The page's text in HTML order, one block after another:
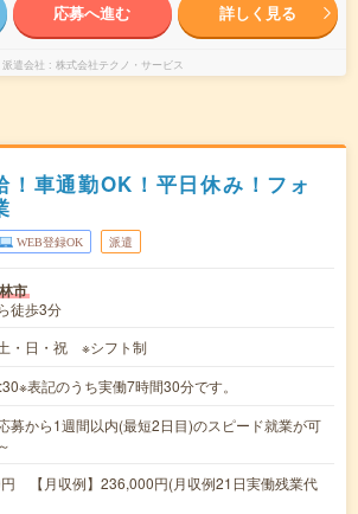
応募へ進む 詳しく見る
派遣会社 株式会社テクノ・サービス
！車通勤OK！平日休み！フォ
WEB登録OK 派遣
市
徒歩3分
・日・祝 ※シフト制
表記のうち実働7時間30分です。
募から1週間以内(最短2日目)のスピード就業が可
【月収例】236,000円(月収例21日実働残業代